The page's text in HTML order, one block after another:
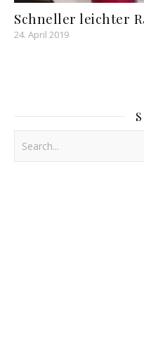
Schneller leichter
24. April 2019